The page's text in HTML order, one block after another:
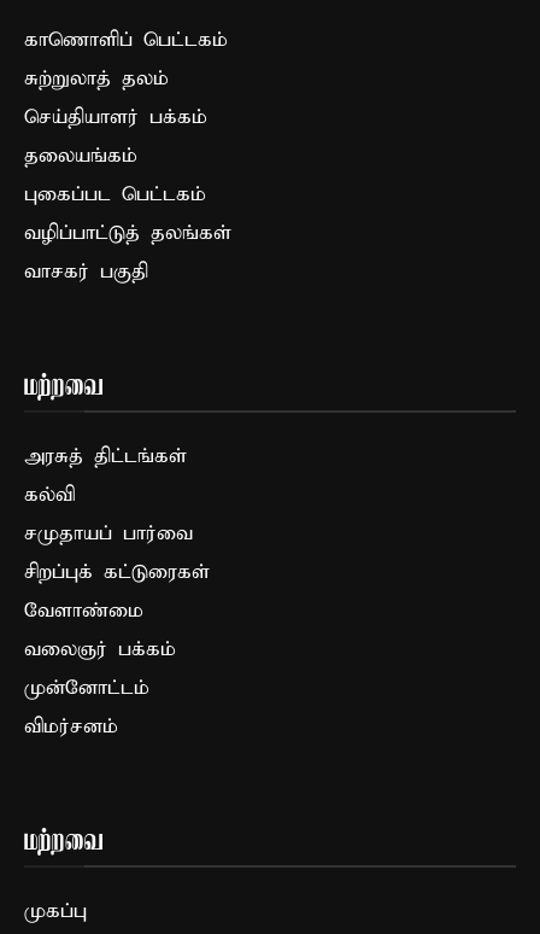
காணொளிப் பெட்டகம்
சுற்றுலாத் தலம்
செய்தியாளர் பக்கம்
தலையங்கம்
புகைப்பட பெட்டகம்
வழிப்பாட்டுத் தலங்கள்
வாசகர் பகுதி
மற்றவை
அரசுத் திட்டங்கள்
கல்வி
சமுதாயப் பார்வை
சிறப்புக் கட்டுரைகள்
வேளாண்மை
வலைஞர் பக்கம்
முன்னோட்டம்
விமர்சனம்
மற்றவை
முகப்பு